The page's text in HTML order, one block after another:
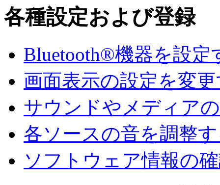
各種設定および登録
Bluetooth®機器を設定
画面表示の設定を変
サウンドやメディア
各ソースの音を調整
ソフトウェア情報の